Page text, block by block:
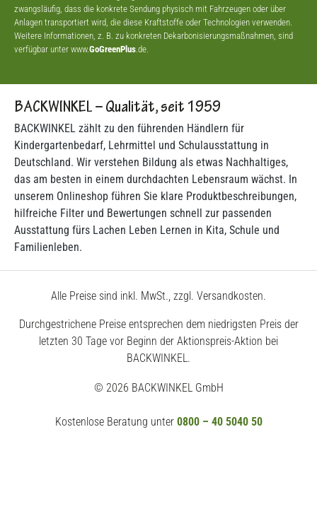
zwangsläufig, dass die konkrete Sendung physisch mit Fahrzeugen oder über
Anlagen transportiert wird, die diese Kraftstoffe oder Technologien verwenden.
Weitere Informationen, z. B. zu konkreten Dekarbonisierungsmaßnahmen, sind
verfügbar unter www.GoGreenPlus .de.
BACKWINKEL – Qualität, seit 1959
BACKWINKEL zählt zu den führenden Händlern für
Kindergartenbedarf, Lehrmittel und Schulausstattung in
Deutschland. Wir verstehen Bildung als etwas Nachhaltiges,
das am besten in einem durchdachten Lebensraum wächst. In
unserem Onlineshop führen Sie klare Produktbeschreibungen,
hilfreiche Filter und Bewertungen schnell zur passenden
Ausstattung fürs Lachen Leben Lernen in Kita, Schule und
Familienleben.
Alle Preise sind inkl. MwSt., zzgl. Versandkosten.
Durchgestrichene Preise entsprechen dem niedrigsten Preis der
letzten 30 Tage vor Beginn der Aktionspreis-Aktion bei
BACKWINKEL.
© 2026 BACKWINKEL GmbH
Kostenlose Beratung unter 0800 – 40 5040 50